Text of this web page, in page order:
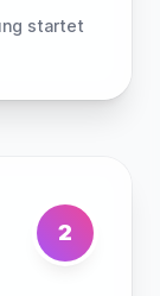
startet
2